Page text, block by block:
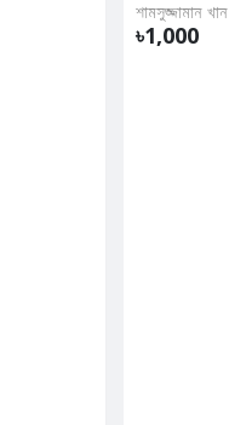
শামসুজ্জামান খান
৳1,000